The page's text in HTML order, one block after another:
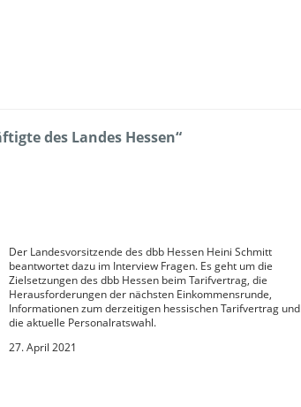
des Landes Hessen“
Der Landesvorsitzende des dbb Hessen Heini Schmitt
beantwortet dazu im Interview Fragen. Es geht um die
Zielsetzungen des dbb Hessen beim Tarifvertrag, die
Herausforderungen der nächsten Einkommensrunde,
Informationen zum derzeitigen hessischen Tarifvertrag und
die aktuelle Personalratswahl.
27. April 2021